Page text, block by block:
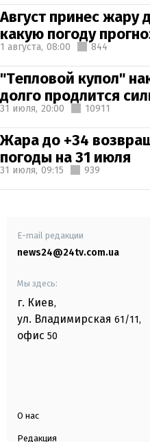
Август принес жару
какую погоду
1 августа, 08:00 844
"Тепловой купол"
долго продлится
31 июля, 20:00 10911
Жара до +34
погоды на 31 июля
31 июля, 09:15 939
E-mail редакции
news24@24tv.com.ua
Мы здесь:
г. Киев,
ул. Владимирская 61/11,
офис 50
О нас
Редакция